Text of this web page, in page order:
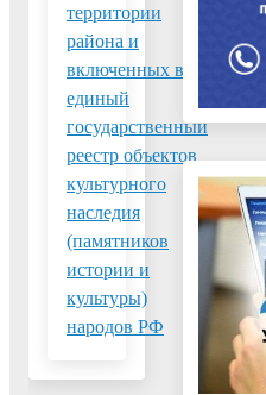
территории
района и
включенных в
единый
государственный
реестр объектов
культурного
наследия
(памятников
истории и
культуры)
народов РФ